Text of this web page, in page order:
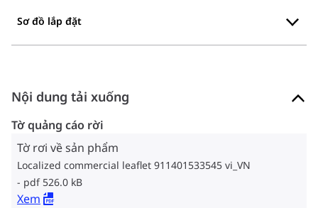
Sơ đồ lắp đặt
Nội dung tải xuống
Tờ quảng cáo rời
Tờ rơi về sản phẩm
Localized commercial leaflet 911401533545 vi_VN
pdf 526.0 kB
Xem